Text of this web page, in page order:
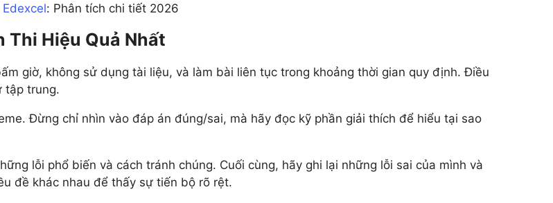
: Phân tích chi tiết 2026
Thi Hiệu Quả Nhất
giờ, không sử dụng tài liệu, và làm bài liên tục trong khoảng thời gian quy định. Điều
tập trung.
Đừng chỉ nhìn vào đáp án đúng/sai, mà hãy đọc kỹ phần giải thích để hiểu tại sao
lỗi phổ biến và cách tránh chúng. Cuối cùng, hãy ghi lại những lỗi sai của mình và
đề khác nhau để thấy sự tiến bộ rõ rệt.